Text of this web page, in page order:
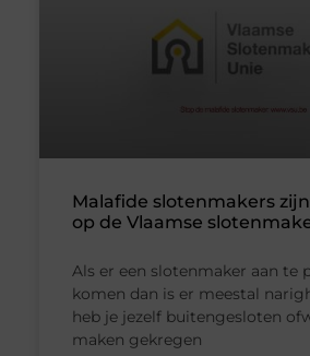
Malafide slotenmakers
op de Vlaamse
Als er een slotenmaker aan te
komen dan is er meestal
heb je jezelf buitengesloten
maken gekregen